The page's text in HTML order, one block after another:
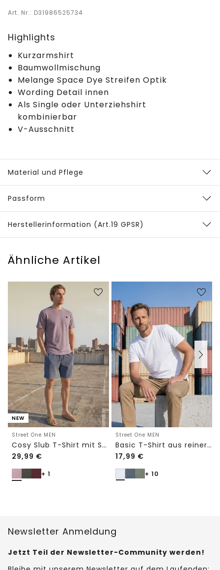
Art. Nr.: D31986525734
Highlights
Kurzarmshirt
Baumwollmischung
Melange Space Dye Streifen Optik
Wording Detail innen
Als Single oder Unterziehshirt
kombinierbar
V-Ausschnitt
Material und Pflege
Passform
Herstellerinformation (Art.19 GPSR)
Ähnliche Artikel
NEW
Street One MEN
Cosy Slub T-Shirt mit Struktur
29,99 €
+ 1
Street One MEN
Basic T-Shirt aus reiner Baumwolle
17,99 €
+ 10
Newsletter Anmeldung
Jetzt Teil der Newsletter-Community werden!